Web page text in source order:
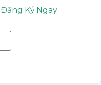
Đăng Ký Ngay